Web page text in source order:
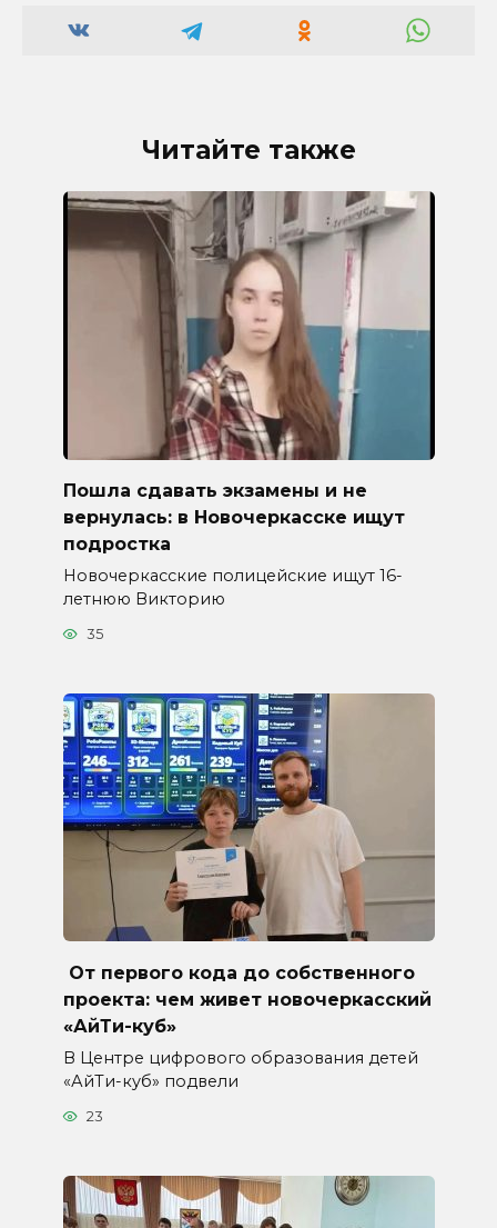
Читайте также
Пошла сдавать экзамены и не
вернулась: в Новочеркасске ищут
подростка
Новочеркасские полицейские ищут 16-
летнюю Викторию
35
От первого кода до собственного
проекта: чем живет новочеркасский
«АйТи-куб»
В Центре цифрового образования детей
«АйТи-куб» подвели
23